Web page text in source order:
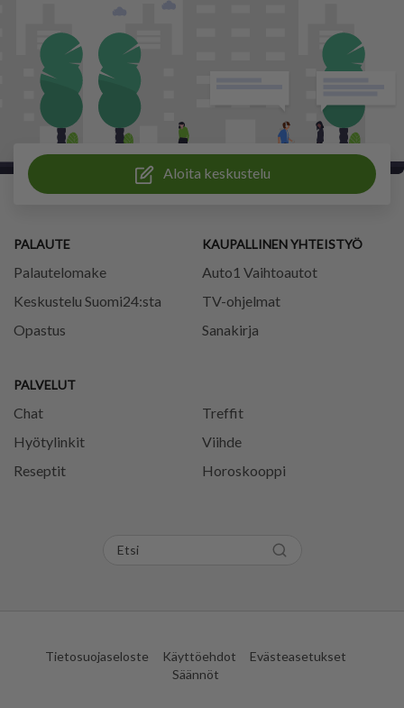
Aloita keskustelu
PALAUTE
Palautelomake
Keskustelu Suomi24:sta
Opastus
PALVELUT
Chat
Treffit
Hyötylinkit
Viihde
Reseptit
Horoskooppi
KAUPALLINEN YHTEISTYÖ
Auto1 Vaihtoautot
TV-ohjelmat
Sanakirja
Tietosuojaseloste Käyttöehdot
Evästeasetukset
Säännöt